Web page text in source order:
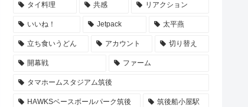
タイ料理 共感 リアクション
いいね！ Jetpack 太平燕
立ち食いうどん アカウント 切り替え
開幕戦 ファーム
タマホームスタジアム筑後
HAWKSベースボールパーク筑後 筑後船小屋駅